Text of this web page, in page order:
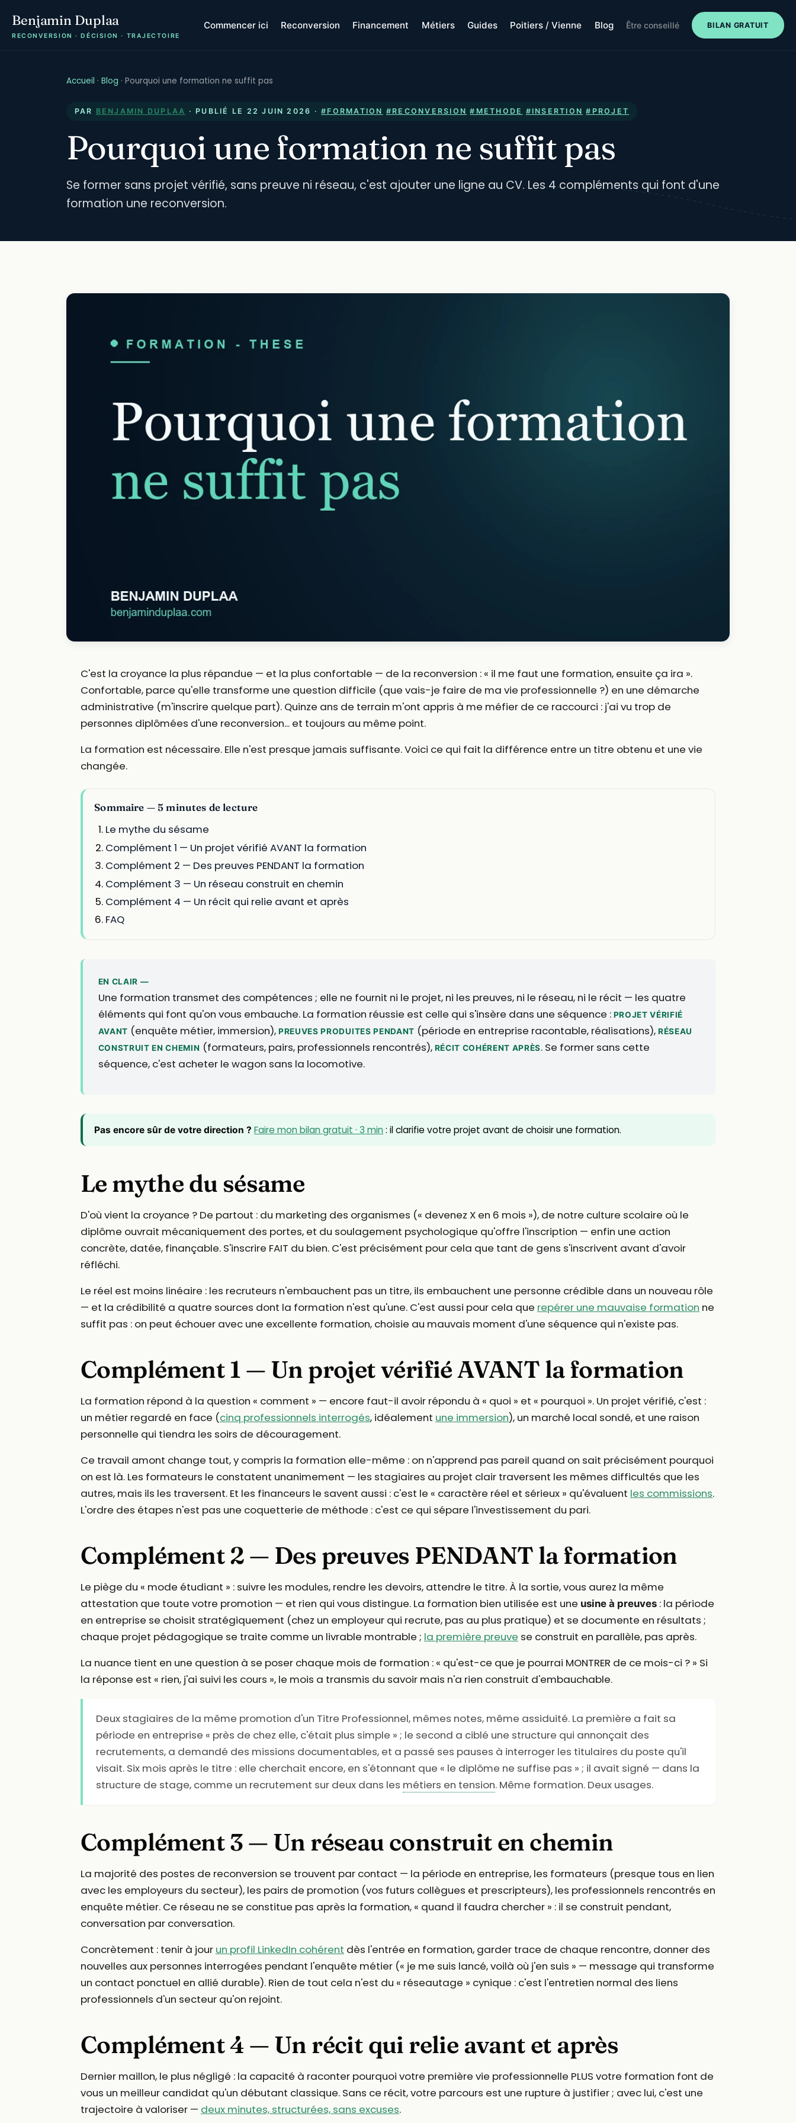
Benjamin Duplaa
RECONVERSION · DÉCISION · TRAJECTOIRE
Commencer ici Reconversion Financement Métiers Guides Poitiers / Vienne Blog Être conseillé BILAN GRATUIT
Accueil · Blog · Pourquoi une formation ne suffit pas
PAR BENJAMIN DUPLAA · PUBLIÉ LE 22 JUIN 2026 ·#FORMATION #RECONVERSION #METHODE #INSERTION #PROJET
Pourquoi une formation ne suffit pas
Se former sans projet vérifié, sans preuve ni réseau, c'est ajouter une ligne au CV. Les 4 compléments qui font d'une
formation une reconversion.
C'est la croyance la plus répandue — et la plus confortable — de la reconversion : « il me faut une formation, ensuite ça ira ».
Confortable, parce qu'elle transforme une question difficile (que vais-je faire de ma vie professionnelle ?) en une démarche
administrative (m'inscrire quelque part). Quinze ans de terrain m'ont appris à me méfier de ce raccourci : j'ai vu trop de
personnes diplômées d'une reconversion... et toujours au même point.
La formation est nécessaire. Elle n'est presque jamais suffisante. Voici ce qui fait la différence entre un titre obtenu et une vie
changée.
Sommaire — 5 minutes de lecture
Le mythe du sésame
Complément 1 — Un projet vérifié AVANT la formation
Complément 2 — Des preuves PENDANT la formation
Complément 3 — Un réseau construit en chemin
Complément 4 — Un récit qui relie avant et après
FAQ
EN CLAIR —
Une formation transmet des compétences ; elle ne fournit ni le projet, ni les preuves, ni le réseau, ni le récit — les quatre
éléments qui font qu'on vous embauche. La formation réussie est celle qui s'insère dans une séquence : PROJET VÉRIFIÉ
AVANT (enquête métier, immersion), PREUVES PRODUITES PENDANT (période en entreprise racontable, réalisations), RÉSEAU
CONSTRUIT EN CHEMIN (formateurs, pairs, professionnels rencontrés), RÉCIT COHÉRENT APRÈS. Se former sans cette
séquence, c'est acheter le wagon sans la locomotive.
Pas encore sûr de votre direction ? Faire mon bilan gratuit · 3 min: il clarifie votre projet avant de choisir une formation.
Le mythe du sésame
D'où vient la croyance ? De partout : du marketing des organismes (« devenez X en 6 mois »), de notre culture scolaire où le
diplôme ouvrait mécaniquement des portes, et du soulagement psychologique qu'offre l'inscription — enfin une action
concrète, datée, finançable. S'inscrire FAIT du bien. C'est précisément pour cela que tant de gens s'inscrivent avant d'avoir
réfléchi.
Le réel est moins linéaire : les recruteurs n'embauchent pas un titre, ils embauchent une personne crédible dans un nouveau rôle
— et la crédibilité a quatre sources dont la formation n'est qu'une. C'est aussi pour cela que repérer une mauvaise formation ne
suffit pas : on peut échouer avec une excellente formation, choisie au mauvais moment d'une séquence qui n'existe pas.
Complément 1 — Un projet vérifié AVANT la formation
La formation répond à la question « comment » — encore faut-il avoir répondu à « quoi » et « pourquoi ». Un projet vérifié, c'est :
un métier regardé en face (cinq professionnels interrogés, idéalement une immersion), un marché local sondé, et une raison
personnelle qui tiendra les soirs de découragement.
Ce travail amont change tout, y compris la formation elle-même : on n'apprend pas pareil quand on sait précisément pourquoi
on est là. Les formateurs le constatent unanimement — les stagiaires au projet clair traversent les mêmes difficultés que les
autres, mais ils les traversent. Et les financeurs le savent aussi : c'est le « caractère réel et sérieux » qu'évaluent les commissions.
L'ordre des étapes n'est pas une coquetterie de méthode : c'est ce qui sépare l'investissement du pari.
Complément 2 — Des preuves PENDANT la formation
Le piège du « mode étudiant » : suivre les modules, rendre les devoirs, attendre le titre. À la sortie, vous aurez la même
attestation que toute votre promotion — et rien qui vous distingue. La formation bien utilisée est une usine à preuves : la période
en entreprise se choisit stratégiquement (chez un employeur qui recrute, pas au plus pratique) et se documente en résultats ;
chaque projet pédagogique se traite comme un livrable montrable ; la première preuve se construit en parallèle, pas après.
La nuance tient en une question à se poser chaque mois de formation : « qu'est-ce que je pourrai MONTRER de ce mois-ci ? » Si
la réponse est « rien, j'ai suivi les cours », le mois a transmis du savoir mais n'a rien construit d'embauchable.
Deux stagiaires de la même promotion d'un Titre Professionnel, mêmes notes, même assiduité. La première a fait sa
période en entreprise « près de chez elle, c'était plus simple » ; le second a ciblé une structure qui annonçait des
recrutements, a demandé des missions documentables, et a passé ses pauses à interroger les titulaires du poste qu'il
visait. Six mois après le titre : elle cherchait encore, en s'étonnant que « le diplôme ne suffise pas » ; il avait signé — dans la
structure de stage, comme un recrutement sur deux dans les métiers en tension. Même formation. Deux usages.
Complément 3 — Un réseau construit en chemin
La majorité des postes de reconversion se trouvent par contact — la période en entreprise, les formateurs (presque tous en lien
avec les employeurs du secteur), les pairs de promotion (vos futurs collègues et prescripteurs), les professionnels rencontrés en
enquête métier. Ce réseau ne se constitue pas après la formation, « quand il faudra chercher » : il se construit pendant,
conversation par conversation.
Concrètement : tenir à jour un profil LinkedIn cohérent dès l'entrée en formation, garder trace de chaque rencontre, donner des
nouvelles aux personnes interrogées pendant l'enquête métier (« je me suis lancé, voilà où j'en suis » — message qui transforme
un contact ponctuel en allié durable). Rien de tout cela n'est du « réseautage » cynique : c'est l'entretien normal des liens
professionnels d'un secteur qu'on rejoint.
Complément 4 — Un récit qui relie avant et après
Dernier maillon, le plus négligé : la capacité à raconter pourquoi votre première vie professionnelle PLUS votre formation font de
vous un meilleur candidat qu'un débutant classique. Sans ce récit, votre parcours est une rupture à justifier ; avec lui, c'est une
trajectoire à valoriser — deux minutes, structurées, sans excuses.